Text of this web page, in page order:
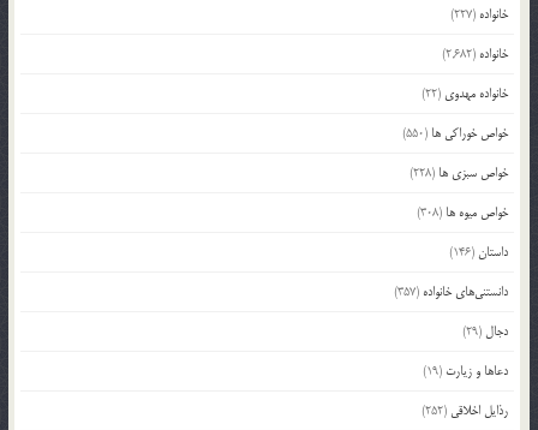
خانواده (227)
خانواده (2,682)
خانواده مهدوی (22)
خواص خوراکی ها (550)
خواص سبزی ها (228)
خواص میوه ها (308)
داستان(146)
دانستنی‌های خانواده (357)
دجال (29)
دعاها و زیارت (19)
رذایل اخلاقی (252)